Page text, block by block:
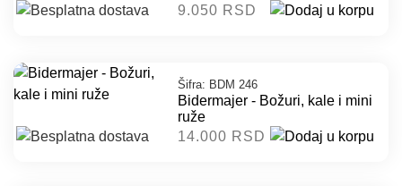
9.050 RSD
Šifra: BDM 246
Bidermajer - Božuri, kale i mini
ruže
14.000 RSD